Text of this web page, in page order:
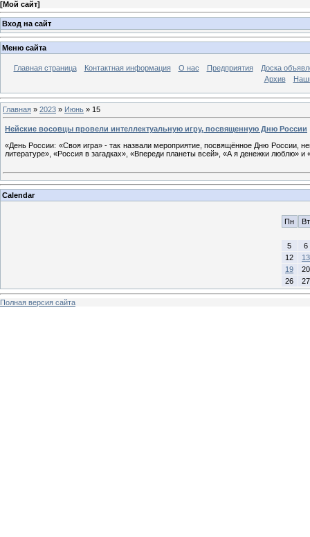
[Мой сайт]
Вход на сайт
Меню сайта
Главная страница Контактная информация О нас Предприятия
Доска
Архив
Главная » 2023 » Июнь » 15
Нейские восовцы провели интеллектуальную игру, посвященную Дню России
«День России: «Своя игра» - так назвали мероприятие, посвящённое Дню России,
литературе», «Россия в загадках», «Впереди планеты всей», «А я денежки люблю» и
Calendar
Пн Вт
5
6
12
13
19
20
26
27
Полная версия сайта